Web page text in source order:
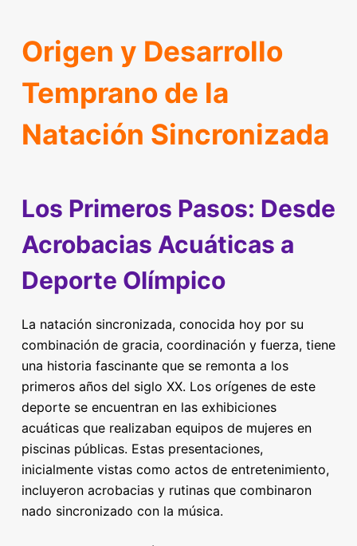
Origen y Desarrollo
Temprano de la
Natación Sincronizada
Los Primeros Pasos: Desde
Acrobacias Acuáticas a
Deporte Olímpico
La natación sincronizada, conocida hoy por su
combinación de gracia, coordinación y fuerza, tiene
una historia fascinante que se remonta a los
primeros años del siglo XX. Los orígenes de este
deporte se encuentran en las exhibiciones
acuáticas que realizaban equipos de mujeres en
piscinas públicas. Estas presentaciones,
inicialmente vistas como actos de entretenimiento,
incluyeron acrobacias y rutinas que combinaron
nado sincronizado con la música.